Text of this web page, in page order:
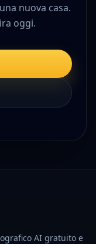
nuova casa.
oggi.
AI gratuito e